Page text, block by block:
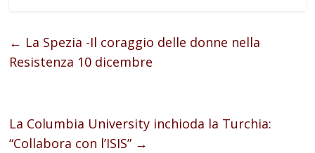
← La Spezia -Il coraggio delle donne nella
Resistenza 10 dicembre
La Columbia University inchioda la Turchia:
“Collabora con l’ISIS” →